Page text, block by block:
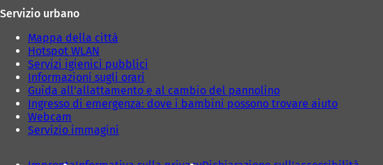
Servizio urbano
Mappa della città
Hotspot WLAN
Servizi igienici pubblici
Informazioni sugli orari
Guida all'allattamento e al cambio del pannolino
Ingresso di emergenza: dove i bambini possono trovare aiuto
Webcam
Servizio immagini